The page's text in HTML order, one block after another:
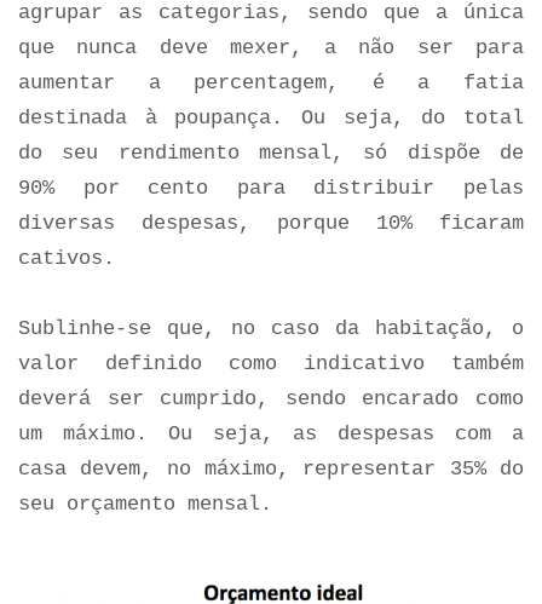
agrupar as categorias, sendo que a única
que nunca deve mexer, a não ser para
aumentar a percentagem, é a fatia
destinada à poupança. Ou seja, do total
do seu rendimento mensal, só dispõe de
90% por cento para distribuir pelas
diversas despesas, porque 10% ficaram
cativos.
Sublinhe-se que, no caso da habitação, o
valor definido como indicativo também
deverá ser cumprido, sendo encarado como
um máximo. Ou seja, as despesas com a
casa devem, no máximo, representar 35% do
seu orçamento mensal.